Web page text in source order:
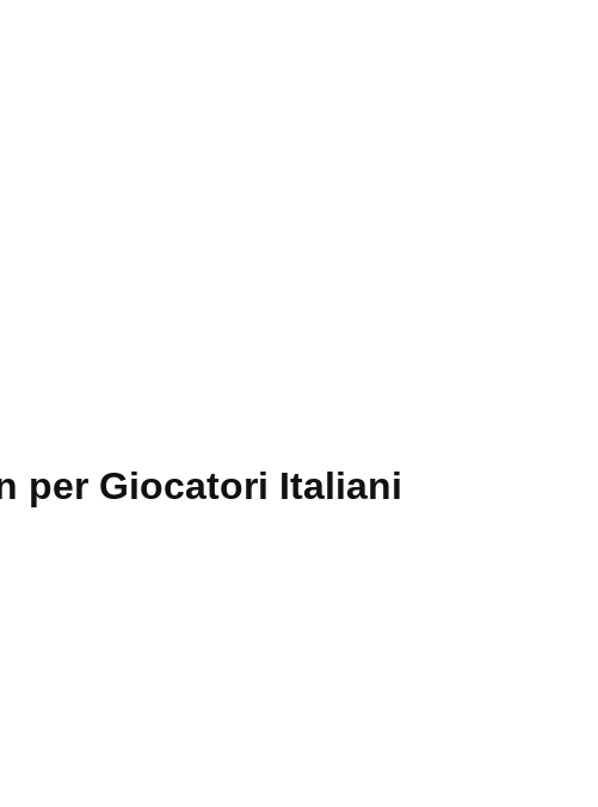
per Giocatori Italiani